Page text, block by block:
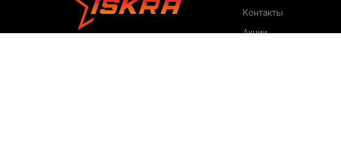
Контакты
Акции